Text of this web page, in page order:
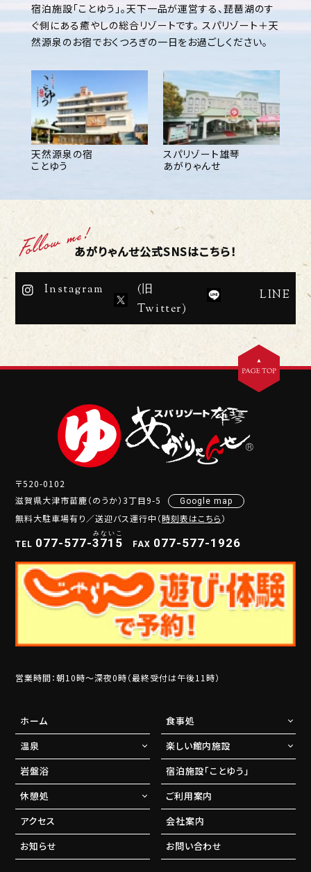
宿泊施設「ことゆう」。天下一品が運営する、琵琶湖のす
ぐ側にある癒やしの総合リゾートです。スパリゾート＋天
然源泉のお宿でおくつろぎの一日をお過ごしください。
天然源泉の宿
ことゆう
スパリゾート雄琴
あがりゃんせ
あがりゃんせ公式SNSはこちら！
Instagram
(旧
Twitter)
LINE
〒520-0102
滋賀県大津市苗鹿（のうか）3丁目9-5
Google map
無料大駐車場有り／送迎バス運行中（時刻表はこちら）
TEL 077-577-371 5 FAX 077-577-1926
営業時間：朝10時～深夜0時（最終受付は午後11時）
ホーム
温泉
岩盤浴
休憩処
食事処
楽しい館内施設
宿泊施設「ことゆう」
ご利用案内
アクセス
会社案内
お知らせ
お問い合わせ